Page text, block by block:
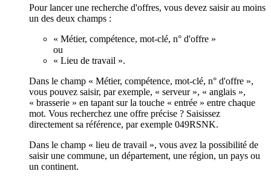
Pour lancer une recherche d'offres, vous devez saisir au moins
un des deux champs :
« Métier, compétence, mot-clé, n° d'offre »
ou
« Lieu de travail ».
Dans le champ « Métier, compétence, mot-clé, n° d'offre »,
vous pouvez saisir, par exemple, « serveur », « anglais »,
« brasserie » en tapant sur la touche « entrée » entre chaque
mot. Vous recherchez une offre précise ? Saisissez
directement sa référence, par exemple 049RSNK.
Dans le champ « lieu de travail », vous avez la possibilité de
saisir une commune, un département, une région, un pays ou
un continent.